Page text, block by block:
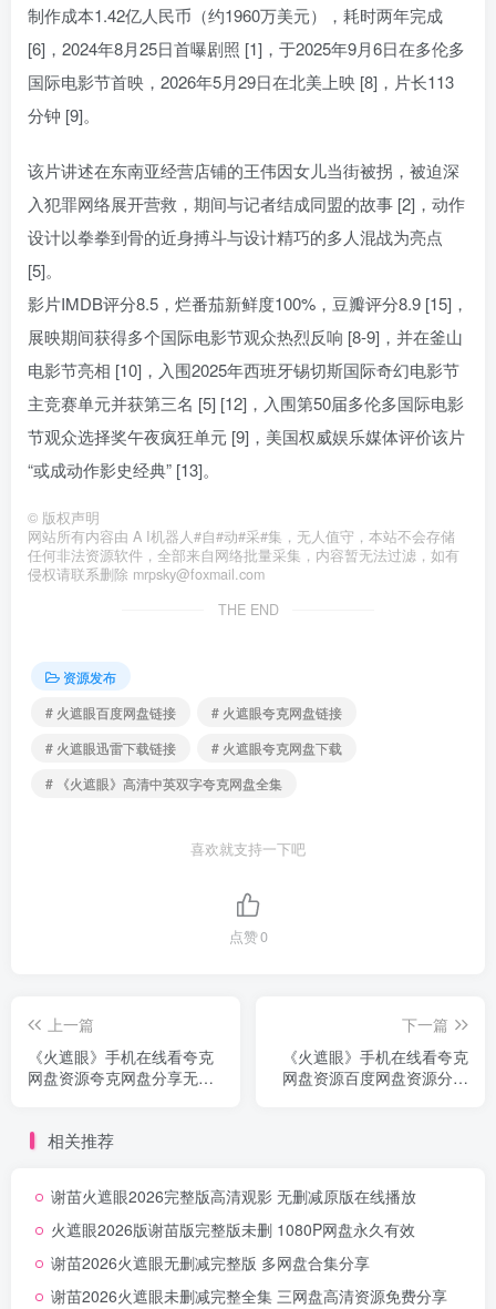
制作成本1.42亿人民币（约1960万美元），耗时两年完成
[6]，2024年8月25日首曝剧照 [1]，于2025年9月6日在多伦多
国际电影节首映，2026年5月29日在北美上映 [8]，片长113
分钟 [9]。
该片讲述在东南亚经营店铺的王伟因女儿当街被拐，被迫深
入犯罪网络展开营救，期间与记者结成同盟的故事 [2]，动作
设计以拳拳到骨的近身搏斗与设计精巧的多人混战为亮点
[5]。
影片IMDB评分8.5，烂番茄新鲜度100%，豆瓣评分8.9 [15]，
展映期间获得多个国际电影节观众热烈反响 [8-9]，并在釜山
电影节亮相 [10]，入围2025年西班牙锡切斯国际奇幻电影节
主竞赛单元并获第三名 [5] [12]，入围第50届多伦多国际电影
节观众选择奖午夜疯狂单元 [9]，美国权威娱乐媒体评价该片
“或成动作影史经典” [13]。
© 版权声明
网站所有内容由 A I机器人#自#动#采#集，无人值守，本站不会存储
任何非法资源软件，全部来自网络批量采集，内容暂无法过滤，如有
侵权请联系删除 mrpsky@foxmail.com
THE END
资源发布
# 火遮眼百度网盘链接
# 火遮眼夸克网盘链接
# 火遮眼迅雷下载链接
# 火遮眼夸克网盘下载
# 《火遮眼》高清中英双字夸克网盘全集
喜欢就支持一下吧
点赞0
上一篇
《火遮眼》手机在线看夸克
网盘资源夸克网盘分享无删
下一篇
《火遮眼》手机在线看夸克
网盘资源百度网盘资源分享
相关推荐
谢苗火遮眼2026完整版高清观影 无删减原版在线播放
火遮眼2026版谢苗版完整版未删 1080P网盘永久有效
谢苗2026火遮眼无删减完整版 多网盘合集分享
谢苗2026火遮眼未删减完整全集 三网盘高清资源免费分享